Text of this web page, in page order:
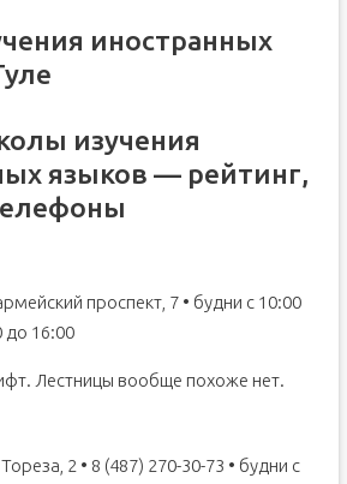
иностранный язык
языков
языков
язык для взрослых
язык для детей
иностранных
изучения
языков — рейтинг,
проспект, 7 • будни с 10:00
до 16:00
Лестницы вообще похоже нет.
2 • 8 (487) 270-30-73 • будни с